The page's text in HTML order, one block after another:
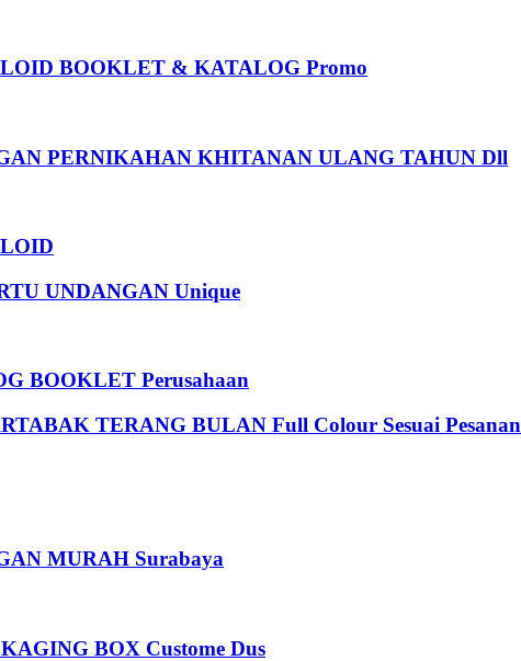
BOOKLET & KATALOG Promo
PERNIKAHAN KHITANAN ULANG TAHUN Dll
UNDANGAN Unique
BOOKLET Perusahaan
TERANG BULAN Full Colour Sesuai Pesanan
MURAH Surabaya
BOX Custome Dus